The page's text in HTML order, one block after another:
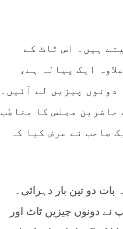
ہیں۔ اس ٹاٹ کے
ایک پیالہ ہے،
چیزیں لے آئیں۔
حاضرین مجلس کا مخاطب
صاحب نے عرض کیا کہ
بات دو تین بار دہرائی۔
دونوں چیزیں ٹاٹ اور